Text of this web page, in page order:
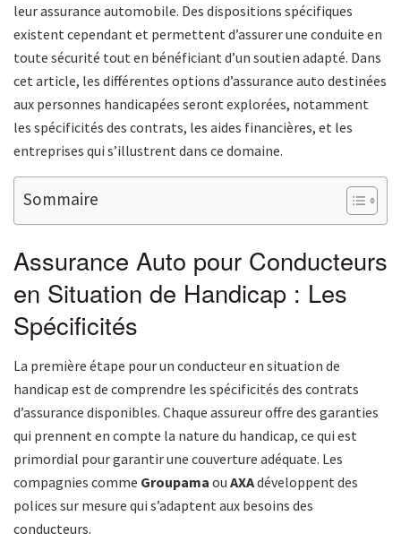
leur assurance automobile. Des dispositions spécifiques
existent cependant et permettent d’assurer une conduite en
toute sécurité tout en bénéficiant d’un soutien adapté. Dans
cet article, les différentes options d’assurance auto destinées
aux personnes handicapées seront explorées, notamment
les spécificités des contrats, les aides financières, et les
entreprises qui s’illustrent dans ce domaine.
Sommaire
Assurance Auto pour Conducteurs
en Situation de Handicap : Les
Spécificités
La première étape pour un conducteur en situation de
handicap est de comprendre les spécificités des contrats
d’assurance disponibles. Chaque assureur offre des garanties
qui prennent en compte la nature du handicap, ce qui est
primordial pour garantir une couverture adéquate. Les
compagnies comme Groupama ou AXAdéveloppent des
polices sur mesure qui s’adaptent aux besoins des
conducteurs.